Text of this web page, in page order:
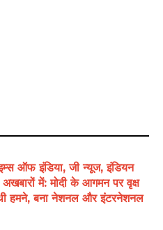
ऑफ इंडिया, जी न्यूज, इंडियन
में: मोदी के आगमन पर वृक्ष
हमने, बना नेशनल और इंटरनेशनल